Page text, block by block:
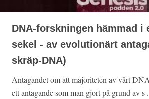
DNA-forskningen hämmad i
sekel - av evolutionärt
skräp-DNA)
Antagandet om att majoriteten av vårt
ett antagande som man gjort på grund av s